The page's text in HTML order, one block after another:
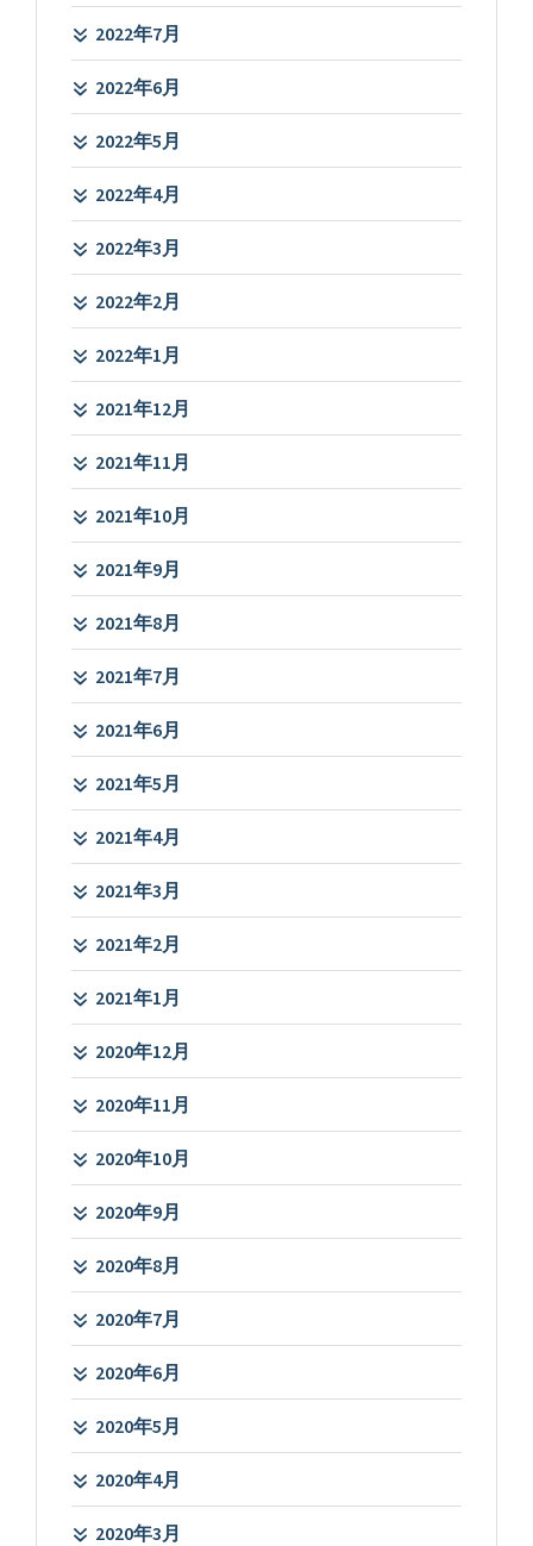
2022年7月
2022年6月
2022年5月
2022年4月
2022年3月
2022年2月
2022年1月
2021年12月
2021年11月
2021年10月
2021年9月
2021年8月
2021年7月
2021年6月
2021年5月
2021年4月
2021年3月
2021年2月
2021年1月
2020年12月
2020年11月
2020年10月
2020年9月
2020年8月
2020年7月
2020年6月
2020年5月
2020年4月
2020年3月